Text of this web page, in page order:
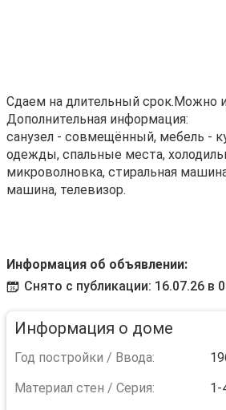
Сдаем на длительный срок.Можно
Дополнительная информация:
санузел - совмещённый, мебель -
одежды, спальные места,
микроволновка, стиральная
машина, телевизор.
Информация об объявлении:
Снято с публикации: 16.07.26 в
Информация о доме
Год постройки / Ввода:
Материал стен / Серия:
1-